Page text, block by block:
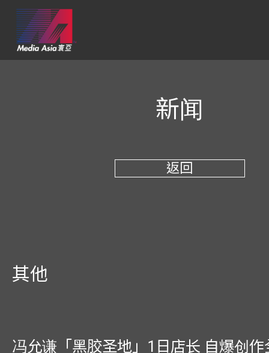
新闻
返回
其他
冯允谦「黑胶圣地」1日店长 自爆创作